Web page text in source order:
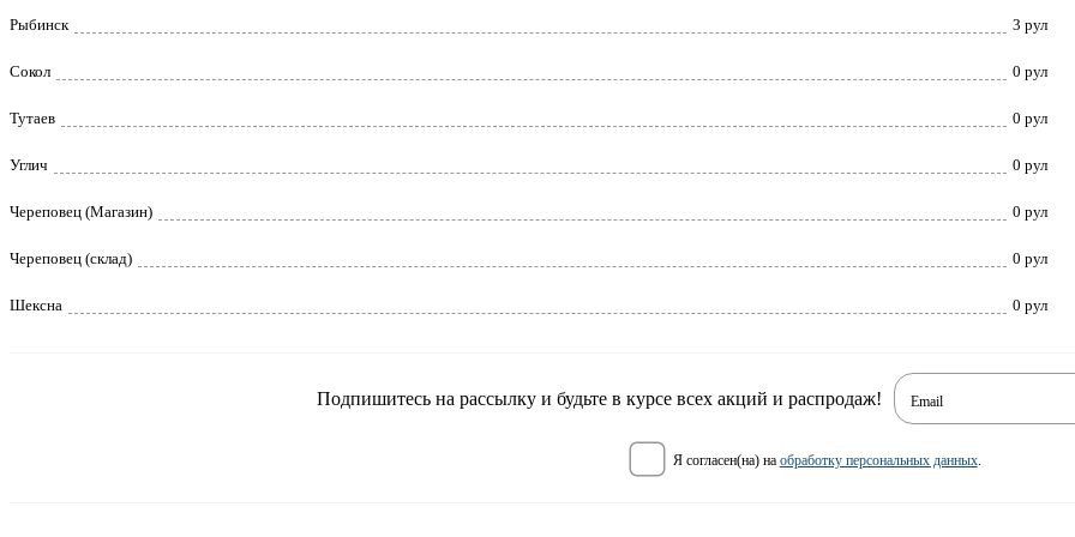
Рыбинск 3 рул
Сокол 0 рул
Тутаев 0 рул
Углич 0 рул
Череповец (Магазин) 0 рул
Череповец (склад) 0 рул
Шексна 0 рул
Подпишитесь на рассылку и будьте в курсе всех акций и распродаж! Email
я согласен(на) на обработку персональных данных.